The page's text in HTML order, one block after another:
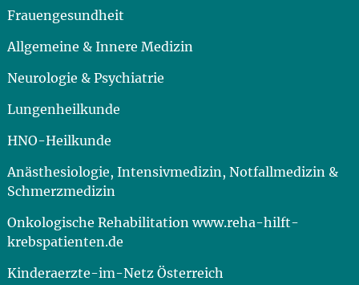
Frauengesundheit
Allgemeine & Innere Medizin
Neurologie & Psychiatrie
Lungenheilkunde
HNO-Heilkunde
Anästhesiologie, Intensivmedizin, Notfallmedizin &
Schmerzmedizin
Onkologische Rehabilitation www.reha-hilft-
krebspatienten.de
Kinderaerzte-im-Netz Österreich